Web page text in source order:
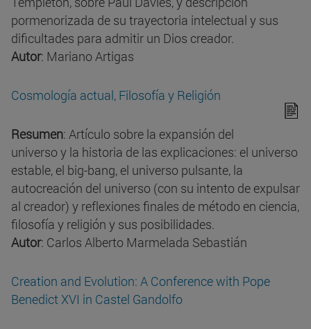
pormenorizada de su trayectoria intelectual y sus
dificultades para admitir un Dios creador.
Autor: Mariano Artigas
Cosmología actual, Filosofía y Religión
Resumen: Artículo sobre la expansión del
universo y la historia de las explicaciones: el universo
estable, el big-bang, el universo pulsante, la
autocreación del universo (con su intento de expulsar
al creador) y reflexiones finales de método en ciencia,
filosofía y religión y sus posibilidades.
Autor: Carlos Alberto Marmelada Sebastián
Creation and Evolution: A Conference with Pope
Benedict XVI in Castel Gandolfo